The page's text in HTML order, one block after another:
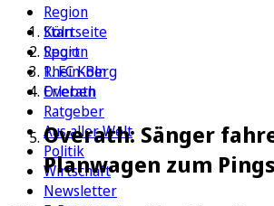
Region
Köln
Sport
1. FC Köln
Erleben
Ratgeber
Aus aller Welt
Politik
Wirtschaft
Newsletter
Startseite
Region
Rhein-Berg
Overath
Overath: Sänger
Planwagen zum